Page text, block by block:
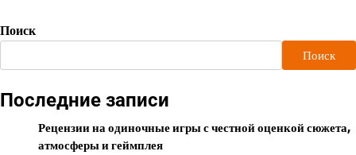
Поиск
Поиск
Последние записи
Рецензии на одиночные игры с честной оценкой сюжета,
атмосферы и геймплея